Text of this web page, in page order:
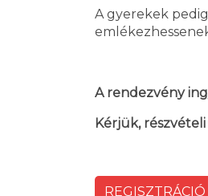
A gyerekek
A rendezvény
Kérjük,
REGISZTRÁCIÓ